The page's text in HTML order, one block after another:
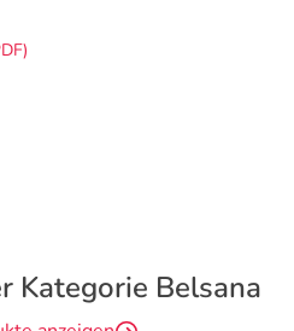
Kategorie Belsana